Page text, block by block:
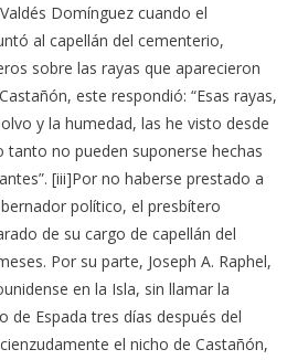
Domínguez cuando el
al capellán del cementerio,
sobre las rayas que aparecieron
este respondió: “Esas rayas,
y la humedad, las he visto desde
no pueden suponerse hechas
[iii]Por no haberse prestado a
político, el presbítero
de su cargo de capellán del
Por su parte, Joseph A. Raphel,
en la Isla, sin llamar la
de Espada tres días después del
el nicho de Castañón,